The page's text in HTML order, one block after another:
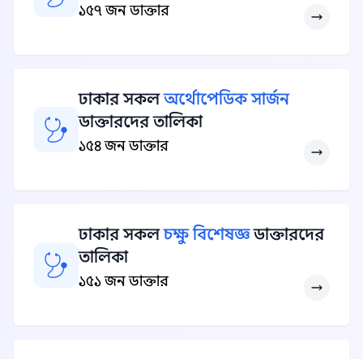
১৫৭ জন ডাক্তার
ঢাকার সকলঅর্থোপেডিক সার্জন
ডাক্তারদের তালিকা
১৫৪ জন ডাক্তার
ঢাকার সকলচক্ষু বিশেষজ্ঞডাক্তারদের
তালিকা
১৫১ জন ডাক্তার